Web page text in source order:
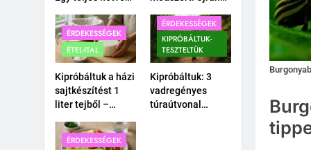
nélkül a
családdal.
póréhagyma egy
pohár vízben?
ÉRDEKESSÉGEK
ÉTEL-ITAL
Kipróbáltuk a házi
sajtkészítést 1
liter tejből –
macerát?
ÉRDEKESSÉGEK
KIPRÓBÁLTUK-
TESZTELTÜK
Kipróbáltuk: 3
vadregényes
túraútvonal
ÉRDEKESSÉGEK